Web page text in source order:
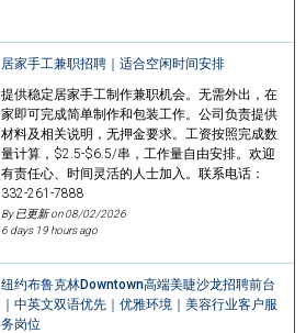
居家手工兼职招聘｜适合空闲时间安排
提供稳定居家手工制作兼职机会。无需外出，在
家即可完成简单制作和包装工作。公司负责提供
材料及相关说明，无押金要求。工资按照完成数
量计算，$2.5-$6.5/串，工作量自由安排。欢迎
有责任心、时间灵活的人士加入。联系电话：
332-261-7888
By 已更新 on08/02/2026
6 days 19 hours ago
纽约布鲁克林Downtown高端美睫沙龙招聘前台
｜中英文双语优先｜优雅环境｜美容行业客户服
务岗位